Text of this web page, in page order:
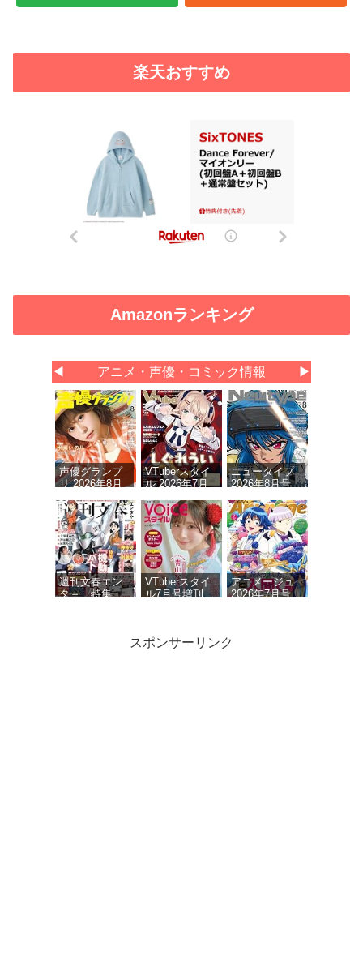
楽天おすすめ
Amazonランキング
◀ アニメ・声優・コミック情報 ▶
声優グランプ
リ 2026年8月
VTuberスタイ
ル 2026年7月
ニュータイプ
2026年8月号
週刊文春エン
タ＋ 特集
VTuberスタイ
ル7月号増刊
アニメージュ
2026年7月号
スポンサーリンク